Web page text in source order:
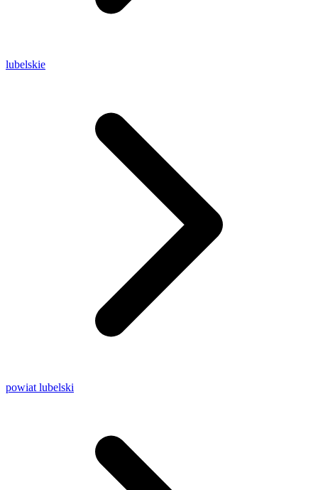
lubelskie
powiat lubelski